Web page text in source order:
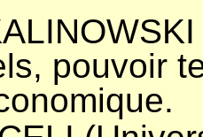
pouvoir